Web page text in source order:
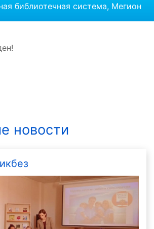
библиотечная система, Мегион
новости